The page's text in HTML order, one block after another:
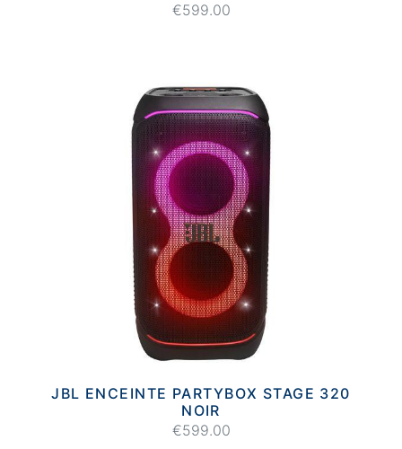
€599.00
JBL ENCEINTE PARTYBOX STAGE 320
NOIR
€599.00